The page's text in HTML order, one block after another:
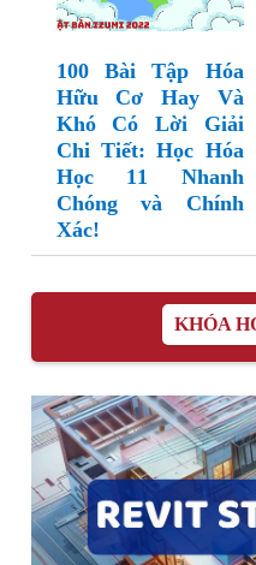
100 Bài Tập Hóa
Hữu Cơ Hay Và
Khó Có Lời Giải
Chi Tiết: Học Hóa
Học 11 Nhanh
Chóng và Chính
Xác!
KHÓA